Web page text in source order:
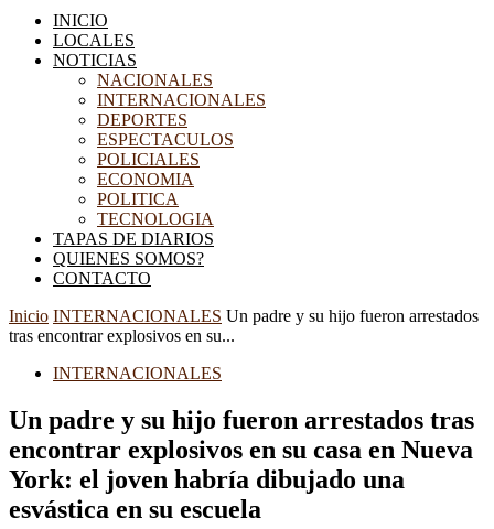
INICIO
LOCALES
NOTICIAS
NACIONALES
INTERNACIONALES
DEPORTES
ESPECTACULOS
POLICIALES
ECONOMIA
POLITICA
TECNOLOGIA
TAPAS DE DIARIOS
QUIENES SOMOS?
CONTACTO
Inicio INTERNACIONALES Un padre y su hijo fueron arrestados
tras encontrar explosivos en su...
INTERNACIONALES
Un padre y su hijo fueron arrestados tras
encontrar explosivos en su casa en Nueva
York: el joven habría dibujado una
esvástica en su escuela